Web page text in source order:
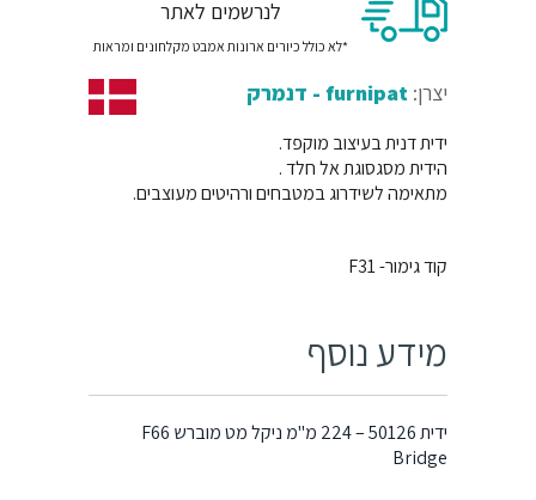
לנרשמים לאתר
*לא כולל כיורים ארונות אמבט מקלחונים ומראות
יצרן: furnipat - דנמרק
ידית דנית בעיצוב מוקפד.
הידית מסגסוגת אל חלד .
מתאימה לשידרוג במטבחים ורהיטים מעוצבים.
קוד גימור- F31
מידע נוסף
ידית 50126 – 224 מ"מ ניקל מט מוברש F66
Bridge